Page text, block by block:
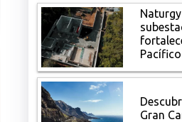
Pacífico
Gran